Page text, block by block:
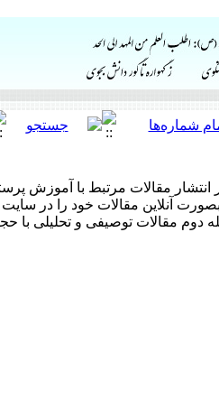
مقالات مرتبط با آموزش
آنلاین مقالات خود را در
مقالات توصیفی و تحلیلی با